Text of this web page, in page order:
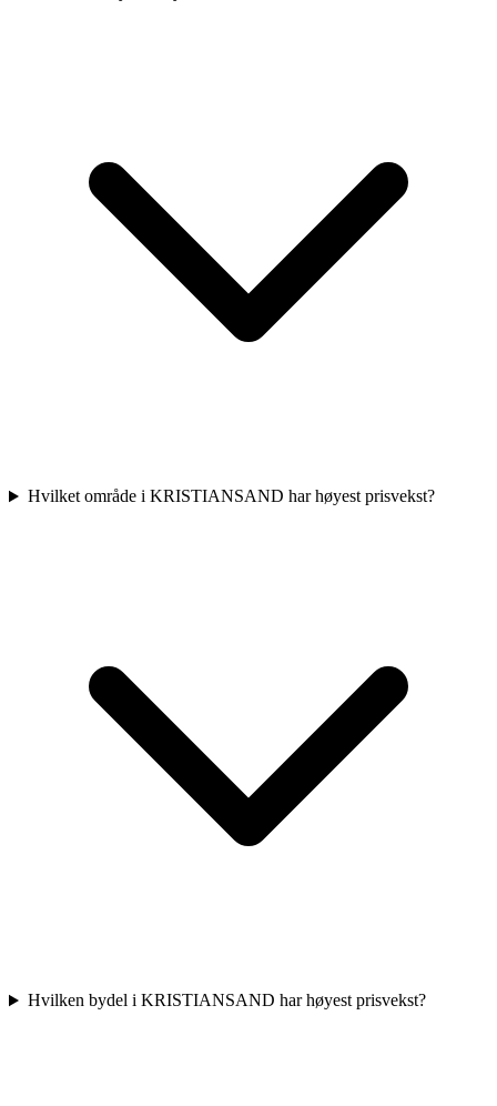
Hvilket område i KRISTIANSAND har høyest prisvekst?
Hvilken bydel i KRISTIANSAND har høyest prisvekst?